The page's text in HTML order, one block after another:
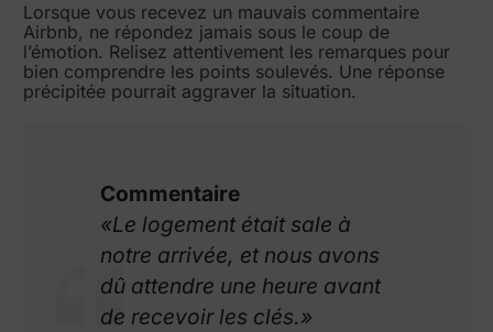
Lorsque vous recevez un mauvais commentaire
Airbnb, ne répondez jamais sous le coup de
l’émotion. Relisez attentivement les remarques pour
bien comprendre les points soulevés. Une réponse
précipitée pourrait aggraver la situation.
Commentaire
«Le logement était sale à
notre arrivée, et nous avons
dû attendre une heure avant
de recevoir les clés.»